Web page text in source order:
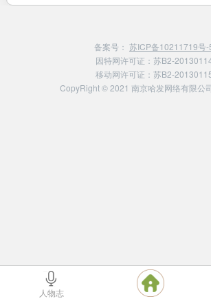
备案号： 苏ICP备10211719号-
因特网许可证：苏B2-
移动网许可证：苏B2-
CopyRight © 2021 南京哈发网络有限公
人物志